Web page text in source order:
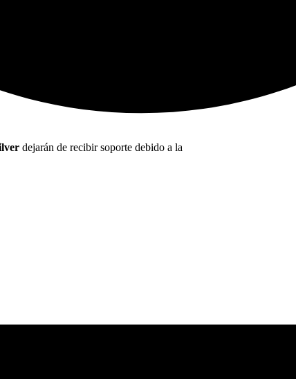
dejarán de recibir soporte debido a la